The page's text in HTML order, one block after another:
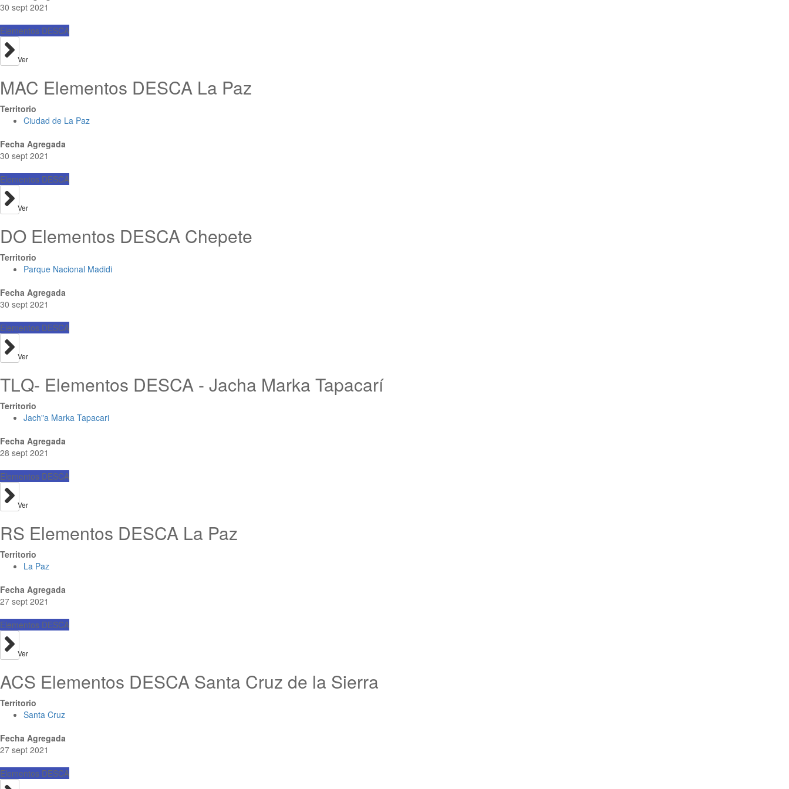
30 sept 2021
Elementos DESCA
Ver
MAC Elementos DESCA La Paz
Territorio
Ciudad de La Paz
Fecha Agregada
30 sept 2021
Elementos DESCA
Ver
DO Elementos DESCA Chepete
Territorio
Parque Nacional Madidi
Fecha Agregada
30 sept 2021
Elementos DESCA
Ver
TLQ- Elementos DESCA - Jacha Marka Tapacarí
Territorio
Jach"a Marka Tapacari
Fecha Agregada
28 sept 2021
Elementos DESCA
Ver
RS Elementos DESCA La Paz
Territorio
La Paz
Fecha Agregada
27 sept 2021
Elementos DESCA
Ver
ACS Elementos DESCA Santa Cruz de la Sierra
Territorio
Santa Cruz
Fecha Agregada
27 sept 2021
Elementos DESCA